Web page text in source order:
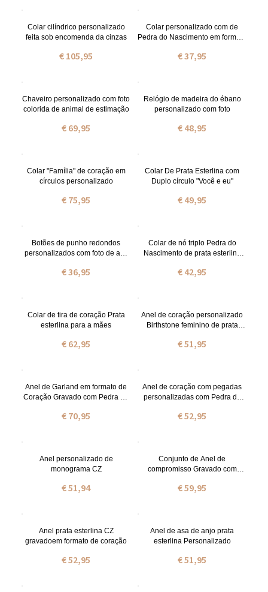
Colar cilíndrico personalizado
feita sob encomenda da cinzas
€ 105,95
Colar personalizado com de
Pedra do Nascimento em formato
€ 37,95
Chaveiro personalizado com foto
colorida de animal de estimação
€ 69,95
Relógio de madeira do ébano
personalizado com foto
€ 48,95
Colar "Família" de coração em
círculos personalizado
€ 75,95
Colar De Prata Esterlina com
Duplo círculo "Você e eu"
€ 49,95
Botões de punho redondos
personalizados com foto de aço
€ 36,95
Colar de nó triplo Pedra do
Nascimento de prata esterlina
€ 42,95
Colar de tira de coração Prata
esterlina para a mães
€ 62,95
Anel de coração personalizado
Birthstone feminino de prata
€ 51,95
Anel de Garland em formato de
Coração Gravado com Pedra do
€ 70,95
Anel de coração com pegadas
personalizadas com Pedra do
€ 52,95
Anel personalizado de
monograma CZ
€ 51,94
Conjunto de Anel de
compromisso Gravado com
€ 59,95
Anel prata esterlina CZ
gravadoem formato de coração
€ 52,95
Anel de asa de anjo prata
esterlina Personalizado
€ 51,95